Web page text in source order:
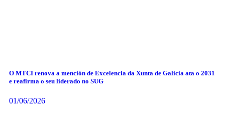
O MTCI renova a mención de Excelencia da Xunta de Galicia ata o 2031
e reafirma o seu liderado no SUG
01/06/2026